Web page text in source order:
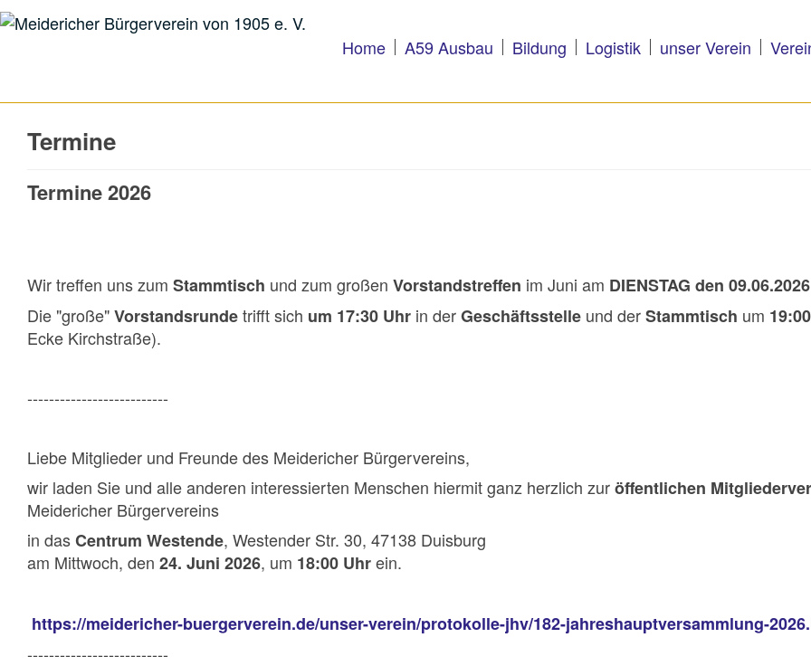
Home A59 Ausbau Bildung Logistik unser Verein
Termine
Termine 2026
Wir treffen uns zum Stammtisch und zum großen Vorstandstreffen im Juni am DIENSTAG den 09.06.2026
Die "große"Vorstandsrundetrifft sich um 17:30 Uhr in derGeschäftsstelle und derStammtisch um 19:00
Ecke Kirchstraße).
--------------------------
Liebe Mitglieder und Freunde des Meidericher Bürgervereins,
wir laden Sie und alle anderen interessierten Menschen hiermit ganz herzlich zuröffentlichen
Meidericher Bürgervereins
in dasCentrum Westende, Westender Str. 30, 47138 Duisburg
am Mittwoch, den 24. Juni 2026, um 18:00 Uhrein.
https://meidericher-buergerverein.de/unser-verein/protokolle-jhv/182-jahreshauptversammlung-
--------------------------